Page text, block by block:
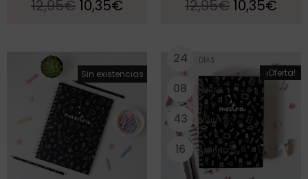
12,95€ 10,35€ 12,95€ 10,35€
¡Oferta!
Sin existencias ¡Oferta!
24 DÍAS
08 HORAS
43 MINUTOS
15 SEGUNDOS